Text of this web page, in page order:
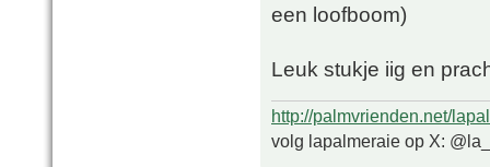
een loofboom)
Leuk stukje iig en
http://palmvrienden.net/
volg lapalmeraie op X: